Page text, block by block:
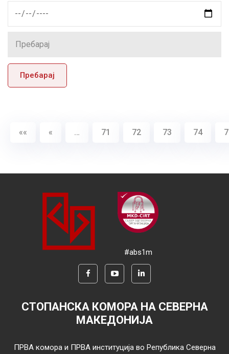
Пребарај
«« « … 71 72 73 74
#abs1m
СТОПАНСКА КОМОРА НА СЕВЕРНА
МАКЕДОНИЈА
ПРВА комора и ПРВА институција во Република Северна